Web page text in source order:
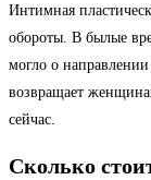
Интимная
обороты. В былые
могло о
возвращает
сейчас.
Сколько